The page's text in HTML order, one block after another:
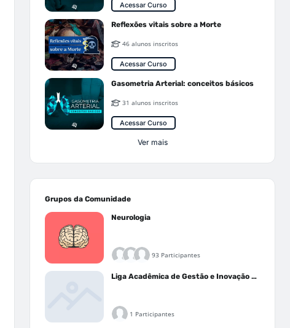
Acessar Curso
Reflexões vitais sobre a Morte
46 alunos inscritos
Acessar Curso
Gasometria Arterial: conceitos básicos
31 alunos inscritos
Acessar Curso
Ver mais
Grupos da Comunidade
Neurologia
93 Participantes
Liga Acadêmica de Gestão e Inovação Médica - LAGIM
1 Participantes